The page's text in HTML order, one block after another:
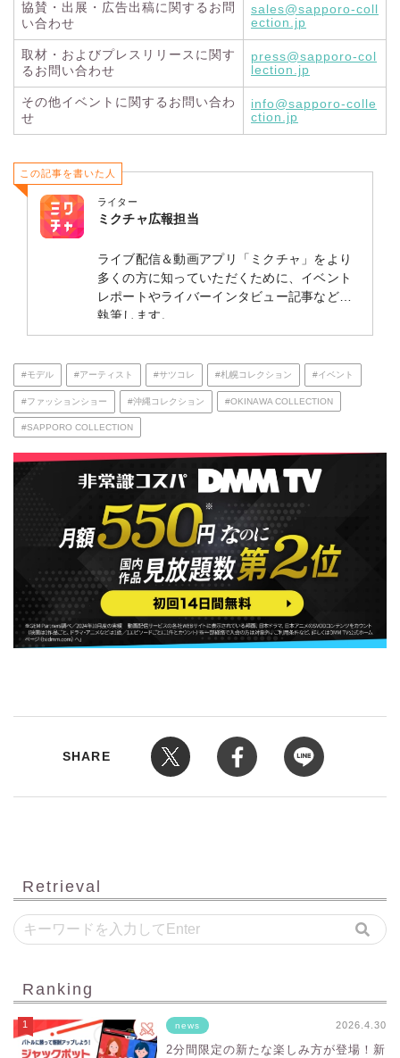
協賛・出展・広告出稿に関するお問
い合わせ
sales@sapporo-coll
ection.jp
取材・およびプレスリリースに関す
るお問い合わせ
press@sapporo-col
lection.jp
その他イベントに関するお問い合わ
せ
info@sapporo-colle
ction.jp
この記事を書いた人
ライター
ミクチャ広報担当
ライブ配信＆動画アプリ「ミクチャ」をより
多くの方に知っていただくために、イベント
レポートやライバーインタビュー記事などを
執筆します。
#モデル #アーティスト #サツコレ #札幌コレクション #イベント
#ファッションショー #沖縄コレクション #OKINAWA COLLECTION
#SAPPORO COLLECTION
SHARE
Retrieval
Ranking
news 2026.4.30
2分間限定の新たな楽しみ方が登場！新